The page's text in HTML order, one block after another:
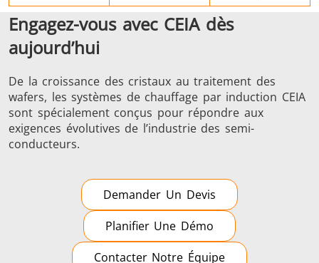
Engagez-vous avec CEIA dès
aujourd’hui
De la croissance des cristaux au traitement des
wafers, les systèmes de chauffage par induction CEIA
sont spécialement conçus pour répondre aux
exigences évolutives de l’industrie des semi-
conducteurs.
Demander Un Devis
Planifier Une Démo
Contacter Notre Équipe